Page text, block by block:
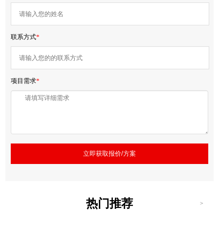
联系方式*
项目需求*
立即获取报价/方案
热门推荐 >